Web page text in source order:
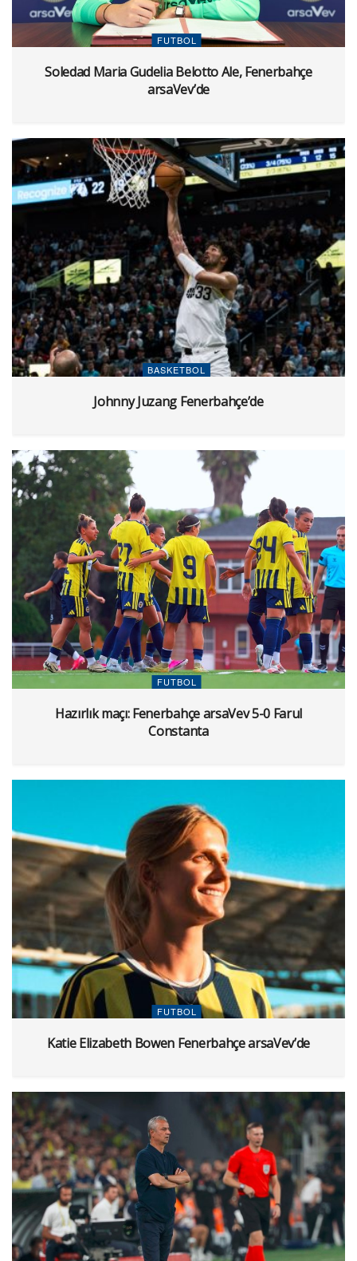
FUTBOL
Soledad Maria Gudelia Belotto Ale, Fenerbahçe
arsaVev’de
BASKETBOL
Johnny Juzang Fenerbahçe’de
FUTBOL
Hazırlık maçı: Fenerbahçe arsaVev 5-0 Farul
Constanta
FUTBOL
Katie Elizabeth Bowen Fenerbahçe arsaVev’de